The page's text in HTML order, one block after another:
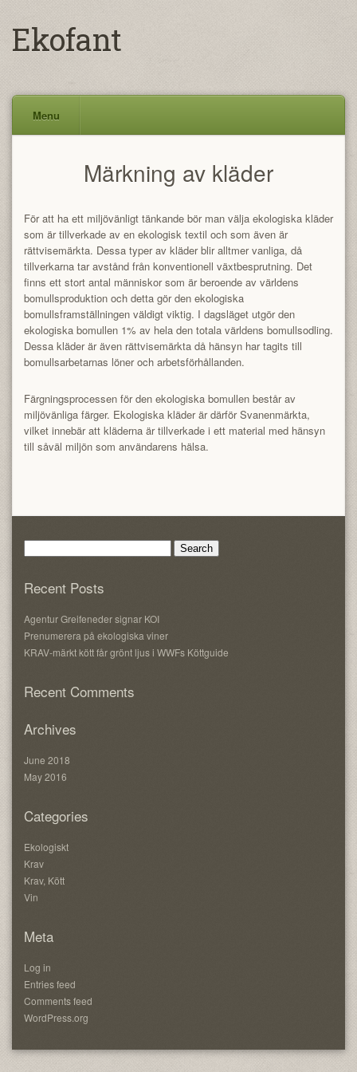
Ekofant
Menu
Märkning av kläder
För att ha ett miljövänligt tänkande bör man välja ekologiska kläder
som är tillverkade av en ekologisk textil och som även är
rättvisemärkta. Dessa typer av kläder blir alltmer vanliga, då
tillverkarna tar avstånd från konventionell växtbesprutning. Det
finns ett stort antal människor som är beroende av världens
bomullsproduktion och detta gör den ekologiska
bomullsframställningen väldigt viktig. I dagsläget utgör den
ekologiska bomullen 1% av hela den totala världens bomullsodling.
Dessa kläder är även rättvisemärkta då hänsyn har tagits till
bomullsarbetarnas löner och arbetsförhållanden.
Färgningsprocessen för den ekologiska bomullen består av
miljövänliga färger. Ekologiska kläder är därför Svanenmärkta,
vilket innebär att kläderna är tillverkade i ett material med hänsyn
till såväl miljön som användarens hälsa.
Search
for:
Recent Posts
Agentur Greifeneder signar KOI
Prenumerera på ekologiska viner
KRAV-märkt kött får grönt ljus i WWFs Köttguide
Recent Comments
Archives
June 2018
May 2016
Categories
Ekologiskt
Krav
Krav, Kött
Vin
Meta
Log in
Entries feed
Comments feed
WordPress.org